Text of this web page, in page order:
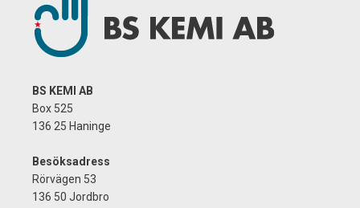
BS KEMI AB
Box 525
136 25 Haninge
Besöksadress
Rörvägen 53
136 50 Jordbro